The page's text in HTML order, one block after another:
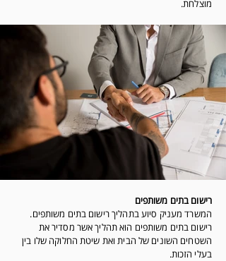
מוצלחת.
רישום בתים משותפים
המשרד מעניק סיוע בתהליך רישום בתים משותפים.
רישום בתים משותפים הוא תהליך אשר מסדיר את
השטחים השונים של הבית ואת שיטת החלוקה שלו בין
בעלי הזכות.